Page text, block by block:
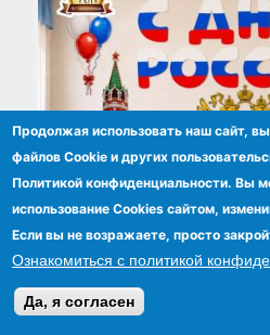
Продолжая использовать наш сайт,
файлов Сookie и других
Политикой конфиденциальности. Вы
использование Cookies сайтом,
Если вы не возражаете, просто
Ознакомиться с политикой
Да, я согласен